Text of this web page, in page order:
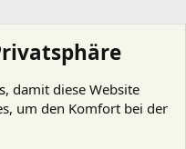
, damit diese Website
um den Komfort bei der